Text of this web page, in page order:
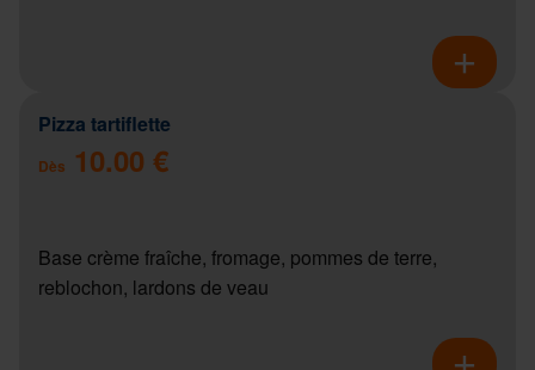
Pizza tartiflette
Dès 10.00 €
Base crème fraîche, fromage, pommes de terre,
reblochon, lardons de veau